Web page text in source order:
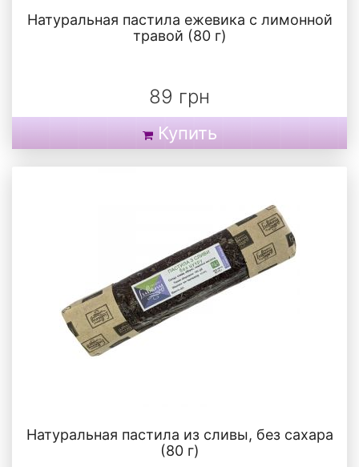
Натуральная пастила ежевика с лимонной
травой (80 г)
89 грн
Купить
Натуральная пастила из сливы, без сахара
(80 г)